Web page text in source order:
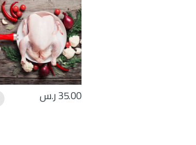
35.00ر.س